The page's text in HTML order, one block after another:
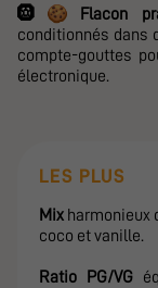
🛞 🍪 Flacon
conditionnés dans
compte-gouttes
électronique.
LES PLUS
Mix harmonieux
coco et vanille.
Ratio PG/VG